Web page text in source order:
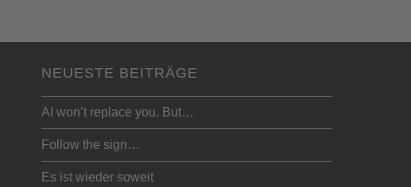
NEUESTE BEITRÄGE
AI won’t replace you. But…
Follow the sign…
Es ist wieder soweit